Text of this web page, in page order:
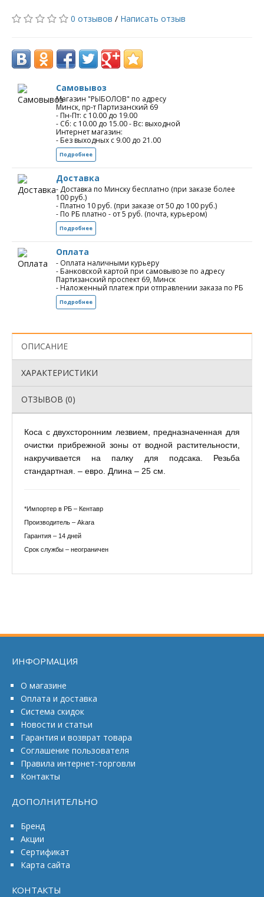
0 отзывов / Написать отзыв
Самовывоз
Магазин "РЫБОЛОВ" по адресу
Минск, пр-т Партизанский 69
- Пн-Пт: с 10.00 до 19.00
- Сб: с 10.00 до 15.00 - Вс: выходной
Интернет магазин:
- Без выходных с 9.00 до 21.00
Подробнее
Доставка
- Доставка по Минску бесплатно (при заказе более
100 руб.)
- Платно 10 руб. (при заказе от 50 до 100 руб.)
- По РБ платно - от 5 руб. (почта, курьером)
Подробнее
Оплата
- Оплата наличными курьеру
- Банковской картой при самовывозе по адресу
Партизанский проспект 69, Минск
- Наложенный платеж при отправлении заказа по РБ
Подробнее
ОПИСАНИЕ
ХАРАКТЕРИСТИКИ
ОТЗЫВОВ (0)
Коса с двухсторонним лезвием, предназначенная для
очистки прибрежной зоны от водной растительности,
накручивается на палку для подсака. Резьба
стандартная. – евро. Длина – 25 см.
*Импортер в РБ – Кентавр
Производитель – Akara
Гарантия – 14 дней
Срок службы – неограничен
ИНФОРМАЦИЯ
О магазине
Оплата и доставка
Система скидок
Новости и статьи
Гарантия и возврат товара
Соглашение пользователя
Правила интернет-торговли
Контакты
ДОПОЛНИТЕЛЬНО
Бренд
Акции
Сертификат
Карта сайта
КОНТАКТЫ